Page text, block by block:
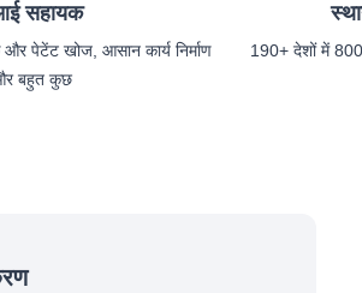
सहायक
और पेटेंट खोज, आसान कार्य निर्माण
बहुत कुछ
190+ देशों में